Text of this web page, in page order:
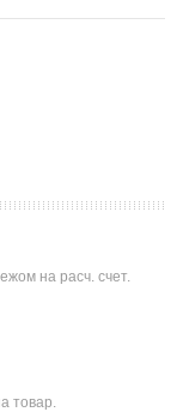
на расч. счет.
товар.